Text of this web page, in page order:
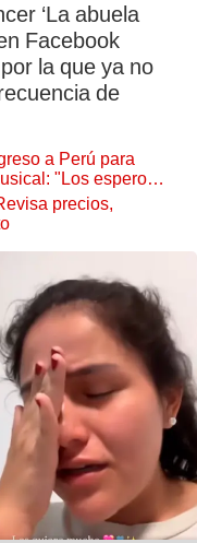
‘La abuela
Facebook
la que ya no
de
a Perú para
"Los espero
precios,